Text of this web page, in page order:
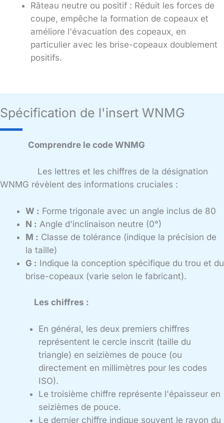
Râteau neutre ou positif : Réduit les forces de
coupe, empêche la formation de copeaux et
améliore l'évacuation des copeaux, en
particulier avec les brise-copeaux doublement
positifs.
Spécification de l'insert WNMG
Comprendre le code WNMG
Les lettres et les chiffres de la désignation
WNMG révèlent des informations cruciales :
W : Forme trigonale avec un angle inclus de 80
N : Angle d'inclinaison neutre (0°)
M : Classe de tolérance (indique la précision de
la taille)
G : Indique la conception spécifique du trou et du
brise-copeaux (varie selon le fabricant).
Les chiffres :
En général, les deux premiers chiffres
représentent le cercle inscrit (taille du
triangle) en seizièmes de pouce (ou
directement en millimètres pour les codes
ISO).
Le troisième chiffre représente l'épaisseur en
seizièmes de pouce.
Le dernier chiffre indique souvent le rayon du